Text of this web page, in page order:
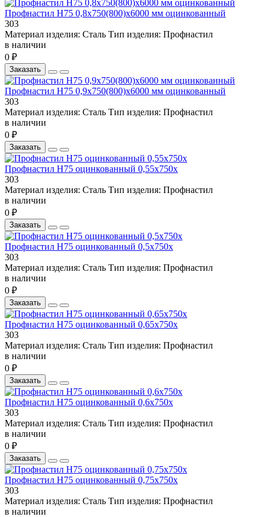
Профнастил Н75 0,8х750(800)х6000 мм оцинкованный
303
Материал изделия: Сталь Тип изделия: Профнастил
в наличии
0 ₽
Заказать
Профнастил Н75 0,9х750(800)х6000 мм оцинкованный
303
Материал изделия: Сталь Тип изделия: Профнастил
в наличии
0 ₽
Заказать
Профнастил Н75 оцинкованный 0,55х750х
303
Материал изделия: Сталь Тип изделия: Профнастил
в наличии
0 ₽
Заказать
Профнастил Н75 оцинкованный 0,5х750х
303
Материал изделия: Сталь Тип изделия: Профнастил
в наличии
0 ₽
Заказать
Профнастил Н75 оцинкованный 0,65х750х
303
Материал изделия: Сталь Тип изделия: Профнастил
в наличии
0 ₽
Заказать
Профнастил Н75 оцинкованный 0,6х750х
303
Материал изделия: Сталь Тип изделия: Профнастил
в наличии
0 ₽
Заказать
Профнастил Н75 оцинкованный 0,75х750х
303
Материал изделия: Сталь Тип изделия: Профнастил
в наличии